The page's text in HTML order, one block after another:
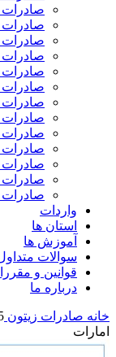
صادرات
صادرات
صادرات
صادرات
صادرات
صادرات
صادرات
صادرات
واردات
استان ها
آموزش ها
سوالات
قوانین و
درباره ما
خانه صادرات زیتون
امارات